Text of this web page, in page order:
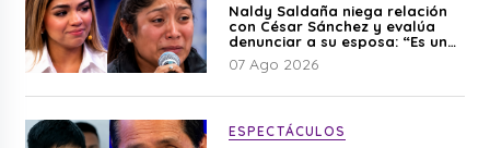
Naldy Saldaña niega relación
con César Sánchez y evalúa
denunciar a su esposa: “Es una
difamación”
07 Ago 2026
ESPECTÁCULOS